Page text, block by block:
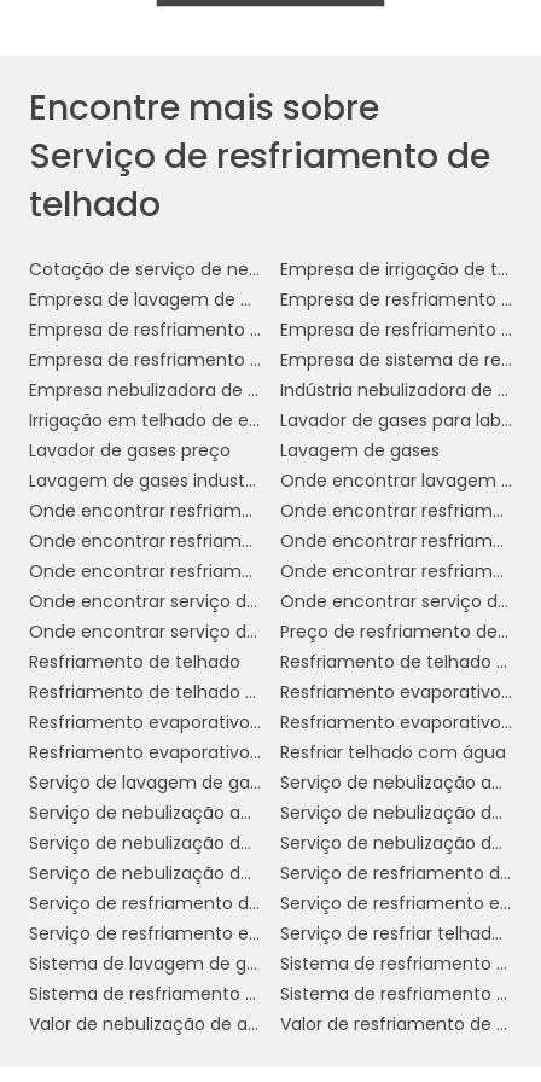
e sustentabilidade
, sendo uma escolha
inteligente para empresas que buscam
melhorar suas operações e reduzir custos
com climatização.
RESFRIAMENTO DE
TELHADO PARA EMPRESAS
O resfriamento de telhado oferece uma série
de benefícios significativos para empresas,
impactando positivamente tanto o ambiente
de trabalho quanto os custos operacionais.
Abaixo, exploramos alguns dos principais
benefícios que essa solução pode
proporcionar.
1. Economia de Energia:Um dos benefícios
mais notáveis do resfriamento de telhado é a
redução nos custos com energia elétrica. Ao
diminuir a temperatura interna dos edifícios, a
necessidade de ar-condicionado é
substancialmente reduzida, resultando em
contas de energia mais baixas. Estima-se que
empresas podem economizar até 30% em
suas despesas com energia ao implementar
essas soluções.
2. Conforto para os Funcionários:Um
ambiente de trabalho confortável é crucial
para a produtividade e satisfação dos
colaboradores. Telhados que mantêm
temperaturas mais baixas garantem que os
Encontre mais sobre
Serviço de resfriamento de
telhado
Cotação de serviço de nebulização ambientes
Empresa de irrigação de telhado empresarial
Empresa de lavagem de gases industriais
Empresa de resfriamento de telhado com água
Empresa de resfriamento de telhado em sp
Empresa de resfriamento de telhado por aspersão
Empresa de resfriamento de telhados
Empresa de sistema de resfriamento evaporativo
Empresa nebulizadora de ambientes
Indústria nebulizadora de ambientes
Irrigação em telhado de empresa
Lavador de gases para laboratório
Lavador de gases preço
Lavagem de gases
Lavagem de gases industriais
Onde encontrar lavagem de gases industriais
Onde encontrar resfriamento de telhado com água
Onde encontrar resfriamento de telhado em sp
Onde encontrar resfriamento de telhado por aspersão
Onde encontrar resfriamento de telhados
Onde encontrar resfriamento evaporativo
Onde encontrar resfriamento evaporativo em sp
Onde encontrar serviço de nebulização ambientes
Onde encontrar serviço de nebulização ambientes em sp
Onde encontrar serviço de resfriamento de telhado sp
Preço de resfriamento de telhado
Resfriamento de telhado
Resfriamento de telhado com água
Resfriamento de telhado por aspersão
Resfriamento evaporativo direto
Resfriamento evaporativo e umidificação
Resfriamento evaporativo indireto
Resfriamento evaporativo telhado
Resfriar telhado com água
Serviço de lavagem de gases industriais
Serviço de nebulização ambientes
Serviço de nebulização ambientes em sp
Serviço de nebulização de ambientes para empresas
Serviço de nebulização de ambientes para empresas em sp
Serviço de nebulização de ambientes para indústrias
Serviço de nebulização de ambientes para indústrias em sp
Serviço de resfriamento de telhado
Serviço de resfriamento de telhado com água
Serviço de resfriamento evaporativo
Serviço de resfriamento evaporativo por aspersão
Serviço de resfriar telhado com água
Sistema de lavagem de gases
Sistema de resfriamento adiabático evaporativo
Sistema de resfriamento de telhado
Sistema de resfriamento evaporativo
Valor de nebulização de ambiente
Valor de resfriamento de telhado